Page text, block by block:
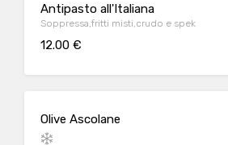
Antipasto all'Italiana
Soppressa,fritti misti,crudo e spek
12.00 €
Olive Ascolane